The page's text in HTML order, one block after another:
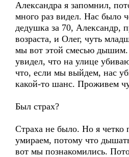
Александра я запомнил,
много раз видел. Нас было
дедушка за 70, Александр,
возраста, и Олег, чуть
мы вот этой смесью дышим.
увидел, что на улице
что, если мы выйдем, нас
какой-то шанс. Проживем
Был страх?
Страха не было. Но я
умираем, потому что
вот мы познакомились.